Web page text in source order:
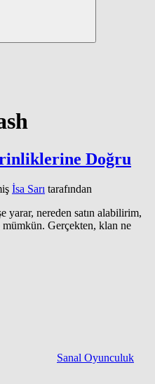
Doğru
İsa Sarı tarafından
yarar, nereden satın alabilirim,
Gerçekten, klan ne
Sanal Oyunculuk